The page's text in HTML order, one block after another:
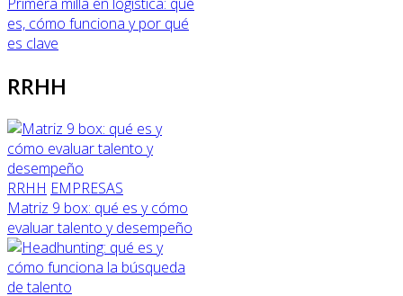
Primera milla en logística: qué
es, cómo funciona y por qué
es clave
RRHH
RRHH EMPRESAS
Matriz 9 box: qué es y cómo
evaluar talento y desempeño